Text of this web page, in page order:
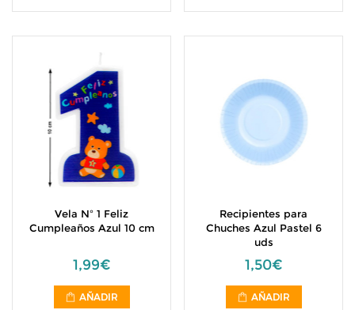
Vela Nº 1 Feliz
Cumpleaños Azul 10 cm
1,99€
AÑADIR
Recipientes para
Chuches Azul Pastel 6
uds
1,50€
AÑADIR